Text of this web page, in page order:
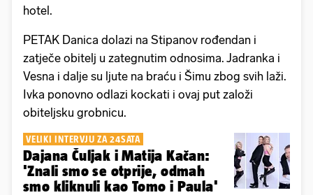
hotel.
PETAK Danica dolazi na Stipanov rođendan i
zatječe obitelj u zategnutim odnosima. Jadranka i
Vesna i dalje su ljute na braću i Šimu zbog svih laži.
Ivka ponovno odlazi kockati i ovaj put založi
obiteljsku grobnicu.
VELIKI INTERVJU ZA 24SATA
Dajana Čuljak i Matija Kačan:
'Znali smo se otprije, odmah
smo kliknuli kao Tomo i Paula'